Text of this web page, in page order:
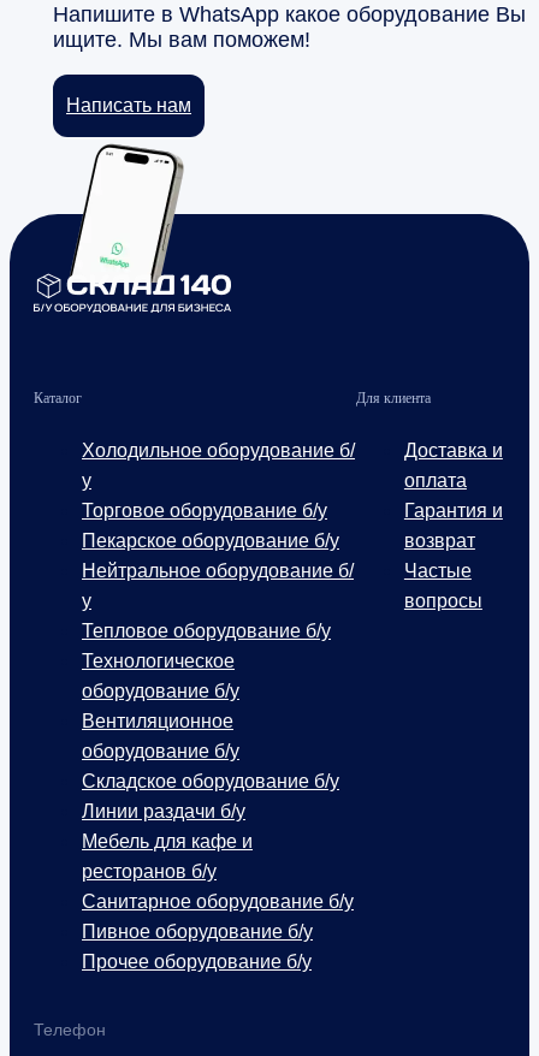
Напишите в WhatsApp какое оборудование Вы
ищите. Мы вам поможем!
Написать нам
Телефон
Каталог
Холодильное оборудование б/
у
Торговое оборудование б/у
Пекарское оборудование б/у
Нейтральное оборудование б/
у
Тепловое оборудование б/у
Технологическое
оборудование б/у
Вентиляционное
оборудование б/у
Складское оборудование б/у
Линии раздачи б/у
Мебель для кафе и
ресторанов б/у
Санитарное оборудование б/у
Пивное оборудование б/у
Прочее оборудование б/у
Для клиента
Доставка и
оплата
Гарантия и
возврат
Частые
вопросы